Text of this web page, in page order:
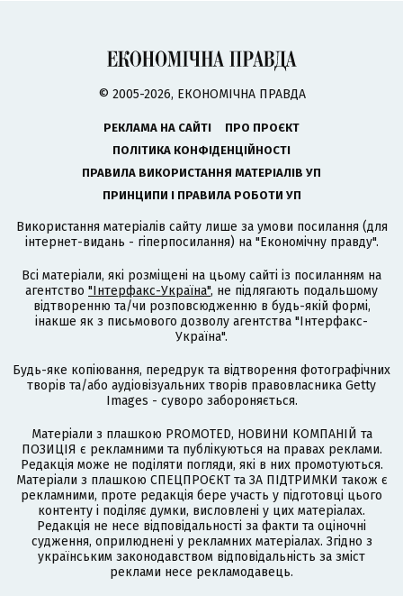
© 2005-2026, ЕКОНОМІЧНА ПРАВДА
РЕКЛАМА НА САЙТІ
ПРО ПРОЄКТ
ПОЛІТИКА КОНФІДЕНЦІЙНОСТІ
ПРАВИЛА ВИКОРИСТАННЯ МАТЕРІАЛІВ УП
ПРИНЦИПИ І ПРАВИЛА РОБОТИ УП
Використання матеріалів сайту лише за умови посилання (для
інтернет-видань - гіперпосилання) на "Економічну правду".
Всі матеріали, які розміщені на цьому сайті із посиланням на
агентство "Інтерфакс-Україна", не підлягають подальшому
відтворенню та/чи розповсюдженню в будь-якій формі,
інакше як з письмового дозволу агентства "Інтерфакс-
Україна".
Будь-яке копіювання, передрук та відтворення фотографічних
творів та/або аудіовізуальних творів правовласника Getty
Images - суворо забороняється.
Матеріали з плашкою PROMOTED, НОВИНИ КОМПАНІЙ та
ПОЗИЦІЯ є рекламними та публікуються на правах реклами.
Редакція може не поділяти погляди, які в них промотуються.
Матеріали з плашкою СПЕЦПРОЄКТ та ЗА ПІДТРИМКИ також є
рекламними, проте редакція бере участь у підготовці цього
контенту і поділяє думки, висловлені у цих матеріалах.
Редакція не несе відповідальності за факти та оціночні
судження, оприлюднені у рекламних матеріалах. Згідно з
українським законодавством відповідальність за зміст
реклами несе рекламодавець.